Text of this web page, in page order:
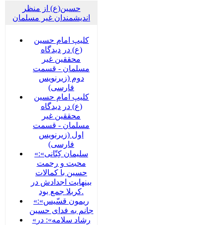
حسین(ع) از منظر
اندیشمندان غیر مسلمان
کلیپ امام حسین
(ع) در دیدگاه
محققین غیر
مسلمان - قسمت
دوم (زیرنویس
فارسی)
کلیپ امام حسین
(ع) در دیدگاه
محققین غیر
مسلمان - قسمت
اول (زیرنویس
فارسی)
«سلیمان کِتّانی»:
محبت و رحمت
حسین با کمالات
بینهایت اجدادش در
کربلا جمع بود.
«ریمون قسّیس»:
جانم به فدای حسین
«رشاد سلامه»: در